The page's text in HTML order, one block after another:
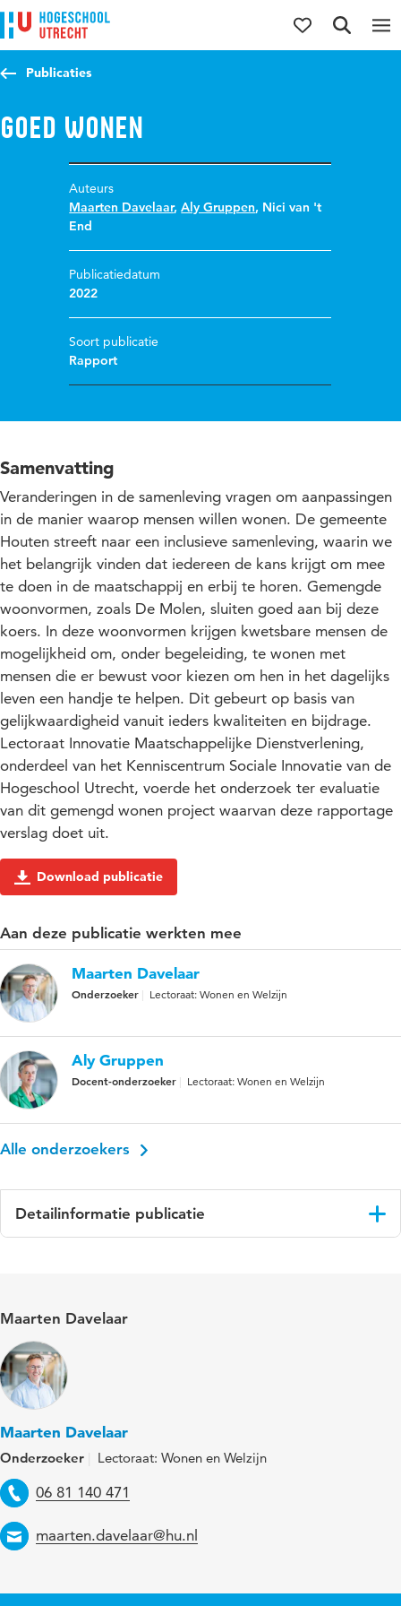
Direct naar de inhoud
Direct naar de hoofdnavigatie
Direct naar de zoekfunctie
Publicaties
Goed wonen
Auteurs
Maarten Davelaar,Aly Gruppen, Nici van 't
End
Publicatiedatum
2022
Soort publicatie
Rapport
Samenvatting
Veranderingen in de samenleving vragen om aanpassingen
in de manier waarop mensen willen wonen. De gemeente
Houten streeft naar een inclusieve samenleving, waarin we
het belangrijk vinden dat iedereen de kans krijgt om mee
te doen in de maatschappij en erbij te horen. Gemengde
woonvormen, zoals De Molen, sluiten goed aan bij deze
koers. In deze woonvormen krijgen kwetsbare mensen de
mogelijkheid om, onder begeleiding, te wonen met
mensen die er bewust voor kiezen om hen in het dagelijks
leven een handje te helpen. Dit gebeurt op basis van
gelijkwaardigheid vanuit ieders kwaliteiten en bijdrage.
Lectoraat Innovatie Maatschappelijke Dienstverlening,
onderdeel van het Kenniscentrum Sociale Innovatie van de
Hogeschool Utrecht, voerde het onderzoek ter evaluatie
van dit gemengd wonen project waarvan deze rapportage
verslag doet uit.
Download publicatie
Aan deze publicatie werkten mee
Maarten Davelaar
Onderzoeker Lectoraat: Wonen en Welzijn
Aly Gruppen
Docent-onderzoeker Lectoraat: Wonen en Welzijn
Alle onderzoekers
Detailinformatie publicatie
gemengde woonvormen
Maarten Davelaar
Maarten Davelaar
Onderzoeker Lectoraat: Wonen en Welzijn
Telefoon
06 81 140 471
Email
maarten.davelaar@hu.nl